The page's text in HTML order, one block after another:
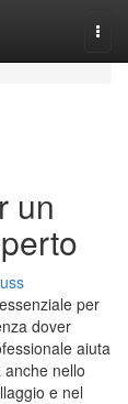
un
per
dover
aiuta
nello
e nel